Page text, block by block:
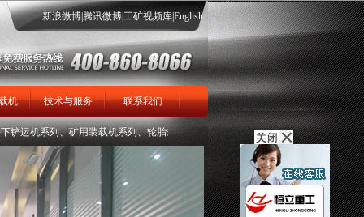
新浪微博| 腾讯微博|工矿视频库|English
机 技术与服务 联系我们
机系列、矿用装载机系列、轮胎式、大坡度履带式矿用扒渣机系列、矿用掘进